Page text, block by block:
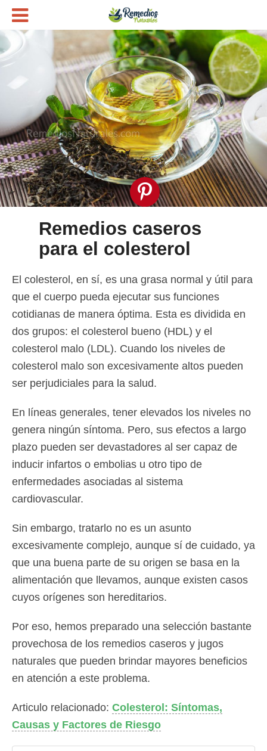
Remedios caseros
para el colesterol
El colesterol, en sí, es una grasa normal y útil para
que el cuerpo pueda ejecutar sus funciones
cotidianas de manera óptima. Esta es dividida en
dos grupos: el colesterol bueno (HDL) y el
colesterol malo (LDL). Cuando los niveles de
colesterol malo son excesivamente altos pueden
ser perjudiciales para la salud.
En líneas generales, tener elevados los niveles no
genera ningún síntoma. Pero, sus efectos a largo
plazo pueden ser devastadores al ser capaz de
inducir infartos o embolias u otro tipo de
enfermedades asociadas al sistema
cardiovascular.
Sin embargo, tratarlo no es un asunto
excesivamente complejo, aunque sí de cuidado, ya
que una buena parte de su origen se basa en la
alimentación que llevamos, aunque existen casos
cuyos orígenes son hereditarios.
Por eso, hemos preparado una selección bastante
provechosa de los remedios caseros y jugos
naturales que pueden brindar mayores beneficios
en atención a este problema.
Articulo relacionado: Colesterol: Síntomas,
Causas y Factores de Riesgo